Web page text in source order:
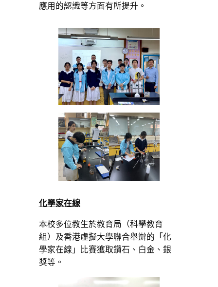
應用的認識等方面有所提升。
化學家在線
本校多位教生於教育局（科學教育
組）及香港虛擬大學聯合舉辦的「化
學家在線」比賽獲取鑽石、白金、銀
獎等。